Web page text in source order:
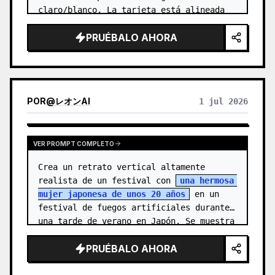
profundo, el negro tinta, el verde grisáceo, el
tono piedra o cálidos de baja saturación, y se
añade una pequeña marca cálida cuando es
apropiado. El título suele ser muy pequeño,
poético y como una etiqueta de exposición, sin
robar protagonismo. Es adecuado para crear
pósters de arte minimalista, series de reliquias
arquitectónicas y urbanas, fotografía editorial
abstracta, portadas de fotos con estética de
galería, y series visuales para difusión móvil en
plataformas como Douyin. El resultado final
conserva el contenido real de la fotografía
original, y a la vez establece una 'marca de
memoria' con una sensación de serie estable en
la parte inferior, dando a cada foto una emoción
independiente y una identidad visual extensible.
claro/blanco. La tarjeta está alineada
horizontalmente, centrada en el encuadre
y capturada…PRUÉBALO AHORA
POR@レオンAI 1 jul 2026
VER PROMPT COMPLETO
Crea un retrato vertical altamente
realista de un festival con
una hermosa
mujer japonesa de unos 20 años
en un
festival de fuegos artificiales durante
una tarde de verano en Japón. Se muestra
de la cintura hac…
PRUÉBALO AHORA